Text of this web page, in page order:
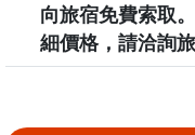
向旅宿免費索取
細價格，請洽詢旅